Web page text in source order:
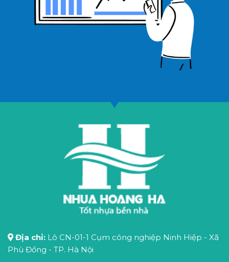
Địa chỉ: Lô CN-01-1 Cụm công nghiệp Ninh Hiệp - Xã
Phù Đổng - TP. Hà Nội